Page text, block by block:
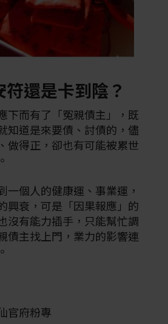
還是卡到陰？
下而有了「冤親債主」，既
知道是來要債、討債的，儘
做得正，卻也有可能被累世
一個人的健康運、事業運，
興衰，可是「因果報應」的
沒有能力插手，只能幫忙調
債主找上門，業力的影響連
官府粉專